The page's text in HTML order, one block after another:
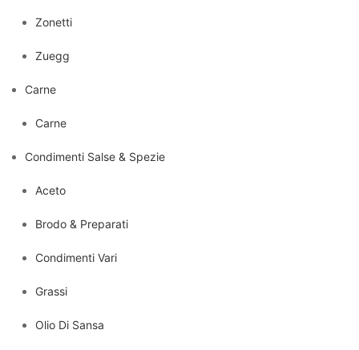
Zonetti
Zuegg
Carne
Carne
Condimenti Salse & Spezie
Aceto
Brodo & Preparati
Condimenti Vari
Grassi
Olio Di Sansa